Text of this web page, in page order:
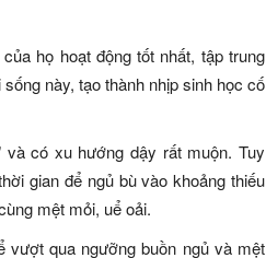
họ hoạt động tốt nhất, tập trung
này, tạo thành nhịp sinh học cố
có xu hướng dậy rất muộn. Tuy
gian để ngủ bù vào khoảng thiếu
mệt mỏi, uể oải.
vượt qua ngưỡng buồn ngủ và mệt